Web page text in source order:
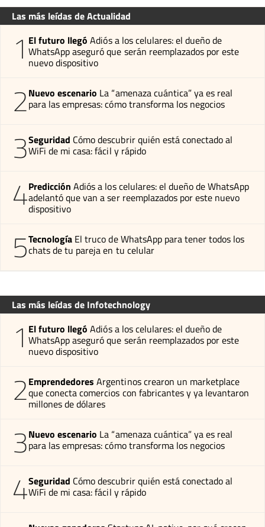
Las más leídas de Actualidad
1 El futuro llegó Adiós a los celulares: el dueño de
WhatsApp aseguró que serán reemplazados por este
nuevo dispositivo
2Nuevo escenario La “amenaza cuántica” ya es real
para las empresas: cómo transforma los negocios
3Seguridad Cómo descubrir quién está conectado al
WiFi de mi casa: fácil y rápido
4Predicción Adiós a los celulares: el dueño de WhatsApp
adelantó que van a ser reemplazados por este nuevo
dispositivo
5Tecnología El truco de WhatsApp para tener todos los
chats de tu pareja en tu celular
Las más leídas de Infotechnology
1 El futuro llegó Adiós a los celulares: el dueño de
WhatsApp aseguró que serán reemplazados por este
nuevo dispositivo
2Emprendedores Argentinos crearon un marketplace
que conecta comercios con fabricantes y ya levantaron
millones de dólares
3Nuevo escenario La “amenaza cuántica” ya es real
para las empresas: cómo transforma los negocios
4Seguridad Cómo descubrir quién está conectado al
WiFi de mi casa: fácil y rápido